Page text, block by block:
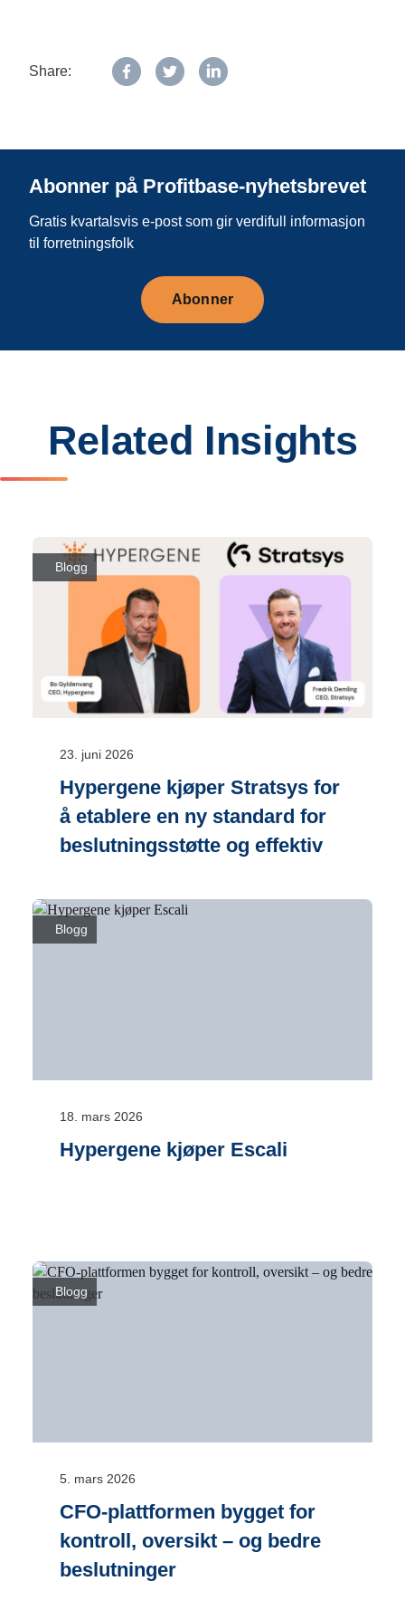
Share:
Abonner på Profitbase-nyhetsbrevet
Gratis kvartalsvis e-post som gir verdifull informasjon
til forretningsfolk
Abonner
Related Insights
Blogg
23. juni 2026
Hypergene kjøper Stratsys for
å etablere en ny standard for
beslutningsstøtte og effektiv
Blogg
18. mars 2026
Hypergene kjøper Escali
Blogg
5. mars 2026
CFO-plattformen bygget for
kontroll, oversikt – og bedre
beslutninger